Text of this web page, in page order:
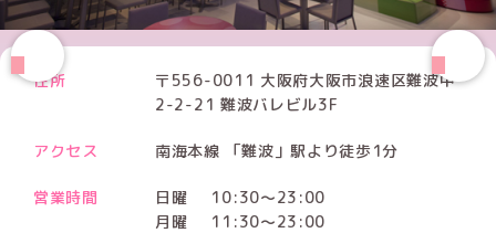
PREV NEXT
Instagramアカウント
Xアカウント
TikTokアカウント
住所
〒556-0011 大阪府大阪市浪速区難波中
2-2-21 難波バレビル3F
アクセス 南海本線 「難波」駅より徒歩1分
営業時間 日曜
10:30～23:00
月曜
11:30～23:00